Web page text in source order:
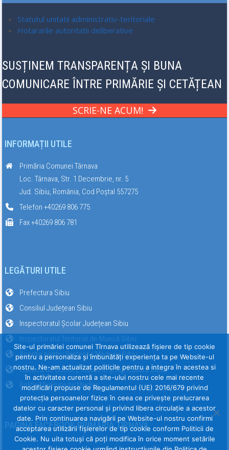
Statutul unitatii administrativ-teritoriale
Hotararile autoritatii deliberative
SUSȚINEM TRANSPARENȚA ȘI BUNA
COMUNICARE ÎNTRE PRIMĂRIE ȘI CETĂȚEAN
SCRIE-NE ACUM!
INFORMAȚII UTILE
Primăria Comunei Târnava
Loc. Târnava, Str. 1 Decembrie, nr. 5
Jud. Sibiu, România, Cod Poștal 557275
Telefon +40269 806 775
Fax +40269 806 781
LEGĂTURI UTILE
Prefectura Sibiu
Consiliul Județean Sibiu
Inspectoratul Școlar Județean Sibiu
Inspectoratul Teritorial de Muncă Sibiu
Agenția pentru Protecția Mediului Sibiu
Camera de Comerț, Industrie și Agricultură Sibiu
Poliția Municipiului Mediaș
PAGINA FACEBOOK PRIMĂRIA TÎRNAVA
Site-ul primăriei comunei Tîrnava utilizează fişiere de tip cookie
pentru a personaliza și îmbunătăți experiența ta pe Website-ul
nostru. Ne-am actualizat politicile pentru a integra în acestea si
în activitatea curentă a site-ului nostru cele mai recente
modificări propuse de Regulamentul (UE) 2016/679 privind
protecția persoanelor fizice în ceea ce privește prelucrarea
datelor cu caracter personal și privind libera circulație a acestor
date. Prin continuarea navigării pe Website-ul nostru confirmi
acceptarea utilizării fişierelor de tip cookie conform Politicii de
Cookie. Nu uita totuși că poți modifica în orice moment setările